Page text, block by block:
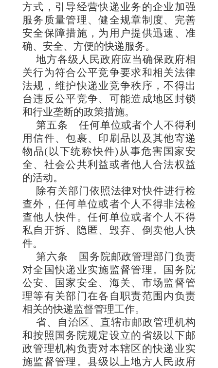
方式，引导经营快递业务的企业加强
服务质量管理、健全规章制度、完善
安全保障措施，为用户提供迅速、准
确、安全、方便的快递服务。
地方各级人民政府应当确保政府相
关行为符合公平竞争要求和相关法律
法规，维护快递业竞争秩序，不得出
台违反公平竞争、可能造成地区封锁
和行业垄断的政策措施。
第五条 任何单位或者个人不得利
用信件、包裹、印刷品以及其他寄递
物品(以下统称快件)从事危害国家安
全、社会公共利益或者他人合法权益
的活动。
除有关部门依照法律对快件进行检
查外，任何单位或者个人不得非法检
查他人快件。任何单位或者个人不得
私自开拆、隐匿、毁弃、倒卖他人快
件。
第六条
国务院邮政管理部门负责
对全国快递业实施监督管理。国务院
公安、国家安全、海关、市场监督管
理等有关部门在各自职责范围内负责
相关的快递监督管理工作。
省、自治区、直辖市邮政管理机构
和按照国务院规定设立的省级以下邮
政管理机构负责对本辖区的快递业实
施监督管理。县级以上地方人民政府